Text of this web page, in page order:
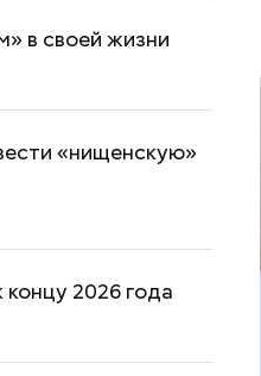
в своей жизни
«нищенскую»
2026 года
и блюдо по-